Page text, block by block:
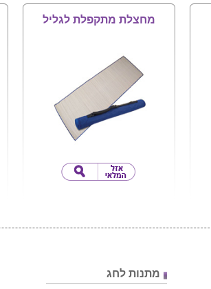
מחצלת מתקפלת לגליל
מתנות לחג